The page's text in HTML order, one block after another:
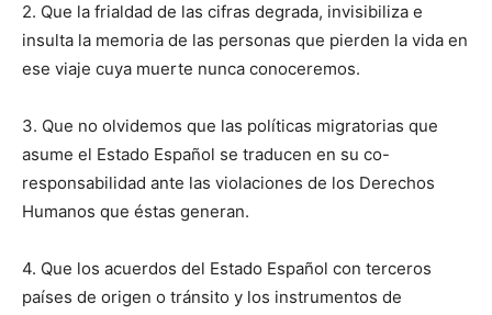
2. Que la frialdad de las cifras degrada, invisibiliza e
insulta la memoria de las personas que pierden la vida en
ese viaje cuya muerte nunca conoceremos.
3. Que no olvidemos que las políticas migratorias que
asume el Estado Español se traducen en su co-
responsabilidad ante las violaciones de los Derechos
Humanos que éstas generan.
4. Que los acuerdos del Estado Español con terceros
países de origen o tránsito y los instrumentos de